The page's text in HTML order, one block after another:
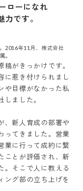
ローになれ
力です。
2016年11月、株式会社
。
がきっかけです。
に惹き付けられまし
や目標がなかった私
ました。
、新人育成の部署や
ってきました。営業
業に行って成約に繋
ことが評価され、新
。そこで人に教える
ング部の立ち上げを